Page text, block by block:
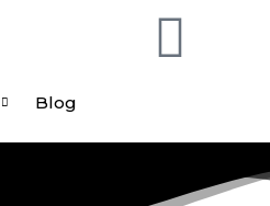
Blog